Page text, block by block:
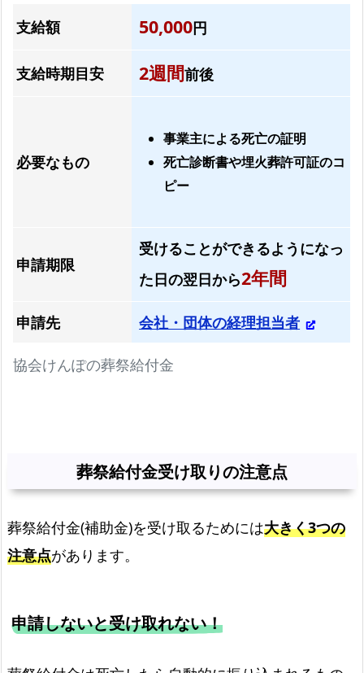
を
お
送
り
し
す
よ
く
質
問
と
回
答
協会けんぽの葬祭給付金
支給額 50,000円
支給時期目安 2週間前後
必要なもの
事業主による死亡の証明
死亡診断書や埋火葬許可証のコ
ピー
申請期限
受けることができるようになっ
た日の翌日から2年間
申請先 会社・団体の経理担当者
葬祭給付金受け取りの注意点
葬祭給付金(補助金)を受け取るためには大きく3つの
注意点があります。
申請しないと受け取れない！